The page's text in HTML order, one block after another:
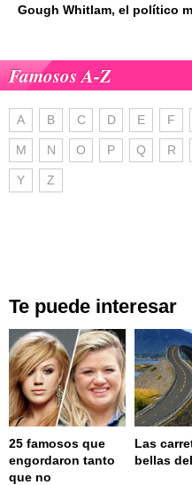
Gough Whitlam, el político
Famosos A-Z
A B C D E F
M N O P Q R
Y Z
Te puede interesar
25 famosos que
engordaron tanto
que no
Las
bellas